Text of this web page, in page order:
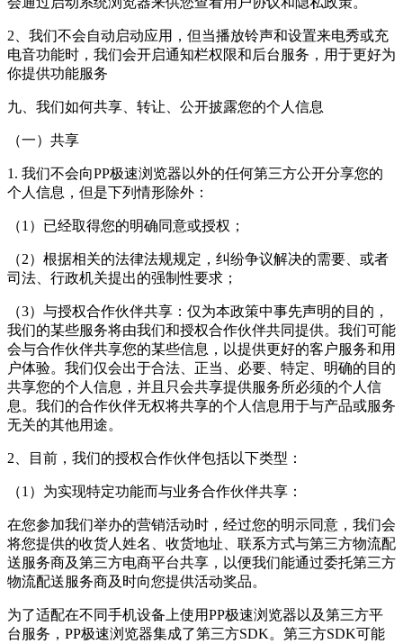
2、我们不会自动启动应用，但当播放铃声和设置来电秀或充
电音功能时，我们会开启通知栏权限和后台服务，用于更好为
你提供功能服务
九、我们如何共享、转让、公开披露您的个人信息
（一）共享
1. 我们不会向PP极速浏览器以外的任何第三方公开分享您的
个人信息，但是下列情形除外：
（1）已经取得您的明确同意或授权；
（2）根据相关的法律法规规定，纠纷争议解决的需要、或者
司法、行政机关提出的强制性要求；
（3）与授权合作伙伴共享：仅为本政策中事先声明的目的，
我们的某些服务将由我们和授权合作伙伴共同提供。我们可能
会与合作伙伴共享您的某些信息，以提供更好的客户服务和用
户体验。我们仅会出于合法、正当、必要、特定、明确的目的
共享您的个人信息，并且只会共享提供服务所必须的个人信
息。我们的合作伙伴无权将共享的个人信息用于与产品或服务
无关的其他用途。
2、目前，我们的授权合作伙伴包括以下类型：
（1）为实现特定功能而与业务合作伙伴共享：
在您参加我们举办的营销活动时，经过您的明示同意，我们会
将您提供的收货人姓名、收货地址、联系方式与第三方物流配
送服务商及第三方电商平台共享，以便我们能通过委托第三方
物流配送服务商及时向您提供活动奖品。
为了适配在不同手机设备上使用PP极速浏览器以及第三方平
台服务，PP极速浏览器集成了第三方SDK。第三方SDK可能